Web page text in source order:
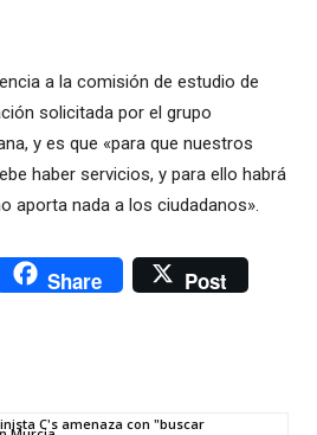
a la comisión de estudio de
solicitada por el grupo
y es que «para que nuestros
haber servicios, y para ello habrá
aporta nada a los ciudadanos».
Share Post
C's amenaza con "buscar